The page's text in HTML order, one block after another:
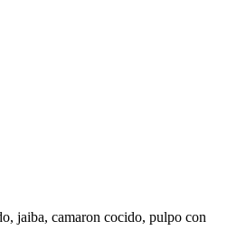
jaiba, camaron cocido, pulpo con